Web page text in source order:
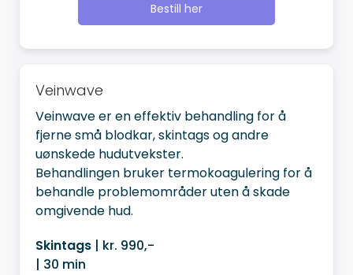
Bestill her
Veinwave
Veinwave er en effektiv behandling for å
fjerne små blodkar, skintags og andre
uønskede hudutvekster.
Behandlingen bruker termokoagulering for å
behandle problemområder uten å skade
omgivende hud.
Skintags | kr. 990,-
| 30 min